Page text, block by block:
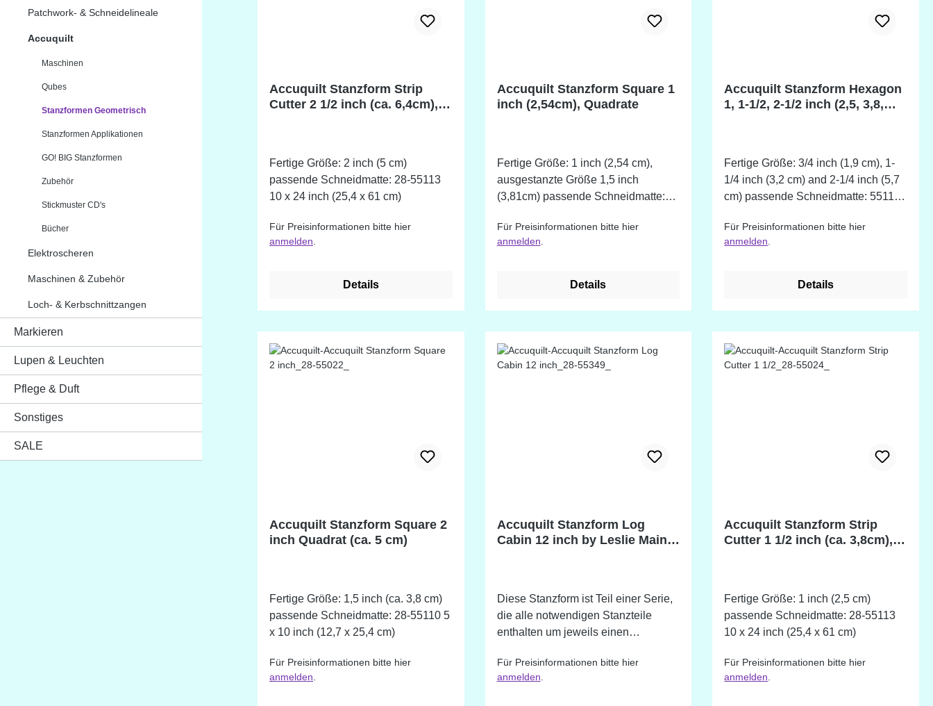
Patchwork- & Schneidelineale
Accuquilt
Maschinen
Qubes
Stanzformen Geometrisch
Stanzformen Applikationen
GO! BIG Stanzformen
Zubehör
Stickmuster CD's
Bücher
Elektroscheren
Maschinen & Zubehör
Loch- & Kerbschnittzangen
Markieren
Lupen & Leuchten
Pflege & Duft
Sonstiges
SALE
Accuquilt Stanzform Strip
Cutter 2 1/2 inch (ca. 6,4cm),
Fertige Größe: 2 inch (5 cm)
passende Schneidmatte: 28-55113
10 x 24 inch (25,4 x 61 cm)
Für Preisinformationen bitte hier
anmelden
Details
Accuquilt Stanzform Square 1
inch (2,54cm), Quadrate
Fertige Größe: 1 inch (2,54 cm),
ausgestanzte Größe 1,5 inch
(3,81cm) passende Schneidmatte:
geeignet für Accuquilt GO! und GO!
Me®.
Für Preisinformationen bitte hier
anmelden
Details
Accuquilt Stanzform Hexagon
1, 1-1/2, 2-1/2 inch (2,5, 3,8,
Fertige Größe: 3/4 inch (1,9 cm), 1-
1/4 inch (3,2 cm) and 2-1/4 inch (5,7
cm) passende Schneidmatte: 55112
Für Preisinformationen bitte hier
anmelden
Details
Accuquilt Stanzform Square 2
inch Quadrat (ca. 5 cm)
Fertige Größe: 1,5 inch (ca. 3,8 cm)
passende Schneidmatte: 28-55110 5
x 10 inch (12,7 x 25,4 cm)
Für Preisinformationen bitte hier
anmelden
Accuquilt Stanzform Log
Cabin 12 inch by Leslie Main,
Diese Stanzform ist Teil einer Serie,
die alle notwendigen Stanzteile
enthalten um jeweils einen
Accuquilt nennt dieses System BOB
(Block On Board). passende
Für Preisinformationen bitte hier
anmelden
Accuquilt Stanzform Strip
Cutter 1 1/2 inch (ca. 3,8cm),
Fertige Größe: 1 inch (2,5 cm)
passende Schneidmatte: 28-55113
10 x 24 inch (25,4 x 61 cm)
Für Preisinformationen bitte hier
anmelden